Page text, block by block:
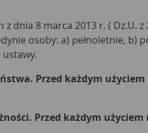
8 marca 2013 r. ( Dz.U. z
osoby: a) pełnoletnie, b)
Przed każdym
Przed każdym